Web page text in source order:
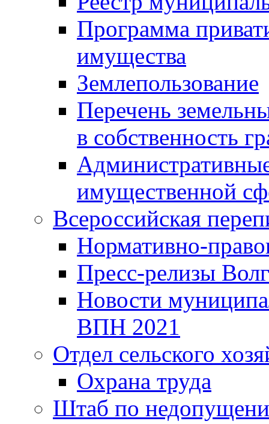
Программа
имущества
Землепользование
Перечень
в собственность
имущественной
Всероссийская
Нормативно-
Пресс-релизы
Новости
ВПН 2021
Отдел сельского
Охрана труда
Штаб по